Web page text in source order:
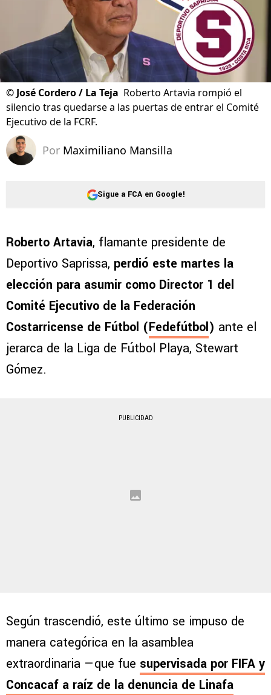
©José Cordero / La Teja Roberto Artavia rompió el
silencio tras quedarse a las puertas de entrar el Comité
Ejecutivo de la FCRF.
Por Maximiliano Mansilla
Sigue a FCA en Google!
Roberto Artavia, flamante presidente de
Deportivo Saprissa, perdió este martes la
elección para asumir como Director 1 del
Comité Ejecutivo de la Federación
Costarricense de Fútbol (Fedefútbol) ante el
jerarca de la Liga de Fútbol Playa, Stewart
Gómez.
PUBLICIDAD
Según trascendió, este último se impuso de
manera categórica en la asamblea
extraordinaria —que fue supervisada por FIFA y
Concacaf a raíz de la denuncia de Linafa